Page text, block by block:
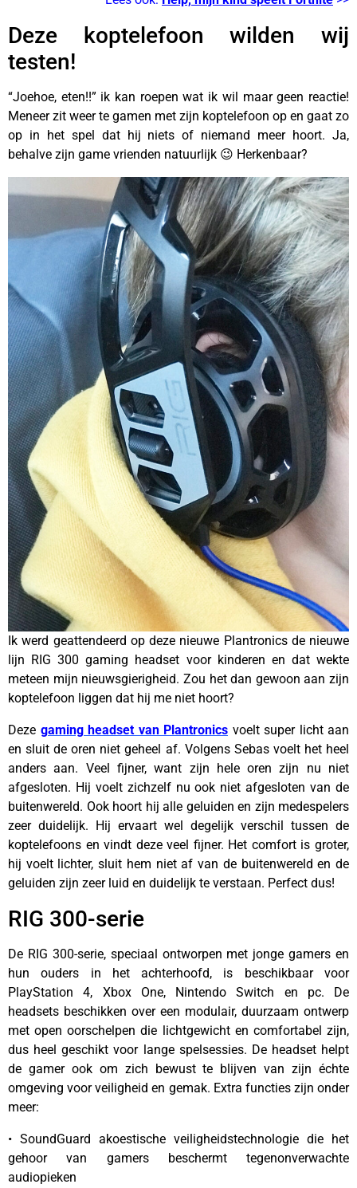
Deze koptelefoon wilden wij
testen!
“Joehoe, eten!!” ik kan roepen wat ik wil maar geen reactie!
Meneer zit weer te gamen met zijn koptelefoon op en gaat zo
op in het spel dat hij niets of niemand meer hoort. Ja,
behalve zijn game vrienden natuurlijk 😉 Herkenbaar?
Ik werd geattendeerd op deze nieuwe Plantronics de nieuwe
lijn RIG 300 gaming headset voor kinderen en dat wekte
meteen mijn nieuwsgierigheid. Zou het dan gewoon aan zijn
koptelefoon liggen dat hij me niet hoort?
Deze gaming headset van Plantronics voelt super licht aan
en sluit de oren niet geheel af. Volgens Sebas voelt het heel
anders aan. Veel fijner, want zijn hele oren zijn nu niet
afgesloten. Hij voelt zichzelf nu ook niet afgesloten van de
buitenwereld. Ook hoort hij alle geluiden en zijn medespelers
zeer duidelijk. Hij ervaart wel degelijk verschil tussen de
koptelefoons en vindt deze veel fijner. Het comfort is groter,
hij voelt lichter, sluit hem niet af van de buitenwereld en de
geluiden zijn zeer luid en duidelijk te verstaan. Perfect dus!
RIG 300-serie
De RIG 300-serie, speciaal ontworpen met jonge gamers en
hun ouders in het achterhoofd, is beschikbaar voor
PlayStation 4, Xbox One, Nintendo Switch en pc. De
headsets beschikken over een modulair, duurzaam ontwerp
met open oorschelpen die lichtgewicht en comfortabel zijn,
dus heel geschikt voor lange spelsessies. De headset helpt
de gamer ook om zich bewust te blijven van zijn échte
omgeving voor veiligheid en gemak. Extra functies zijn onder
meer:
• SoundGuard akoestische veiligheidstechnologie die het
gehoor van gamers beschermt tegenonverwachte
audiopieken